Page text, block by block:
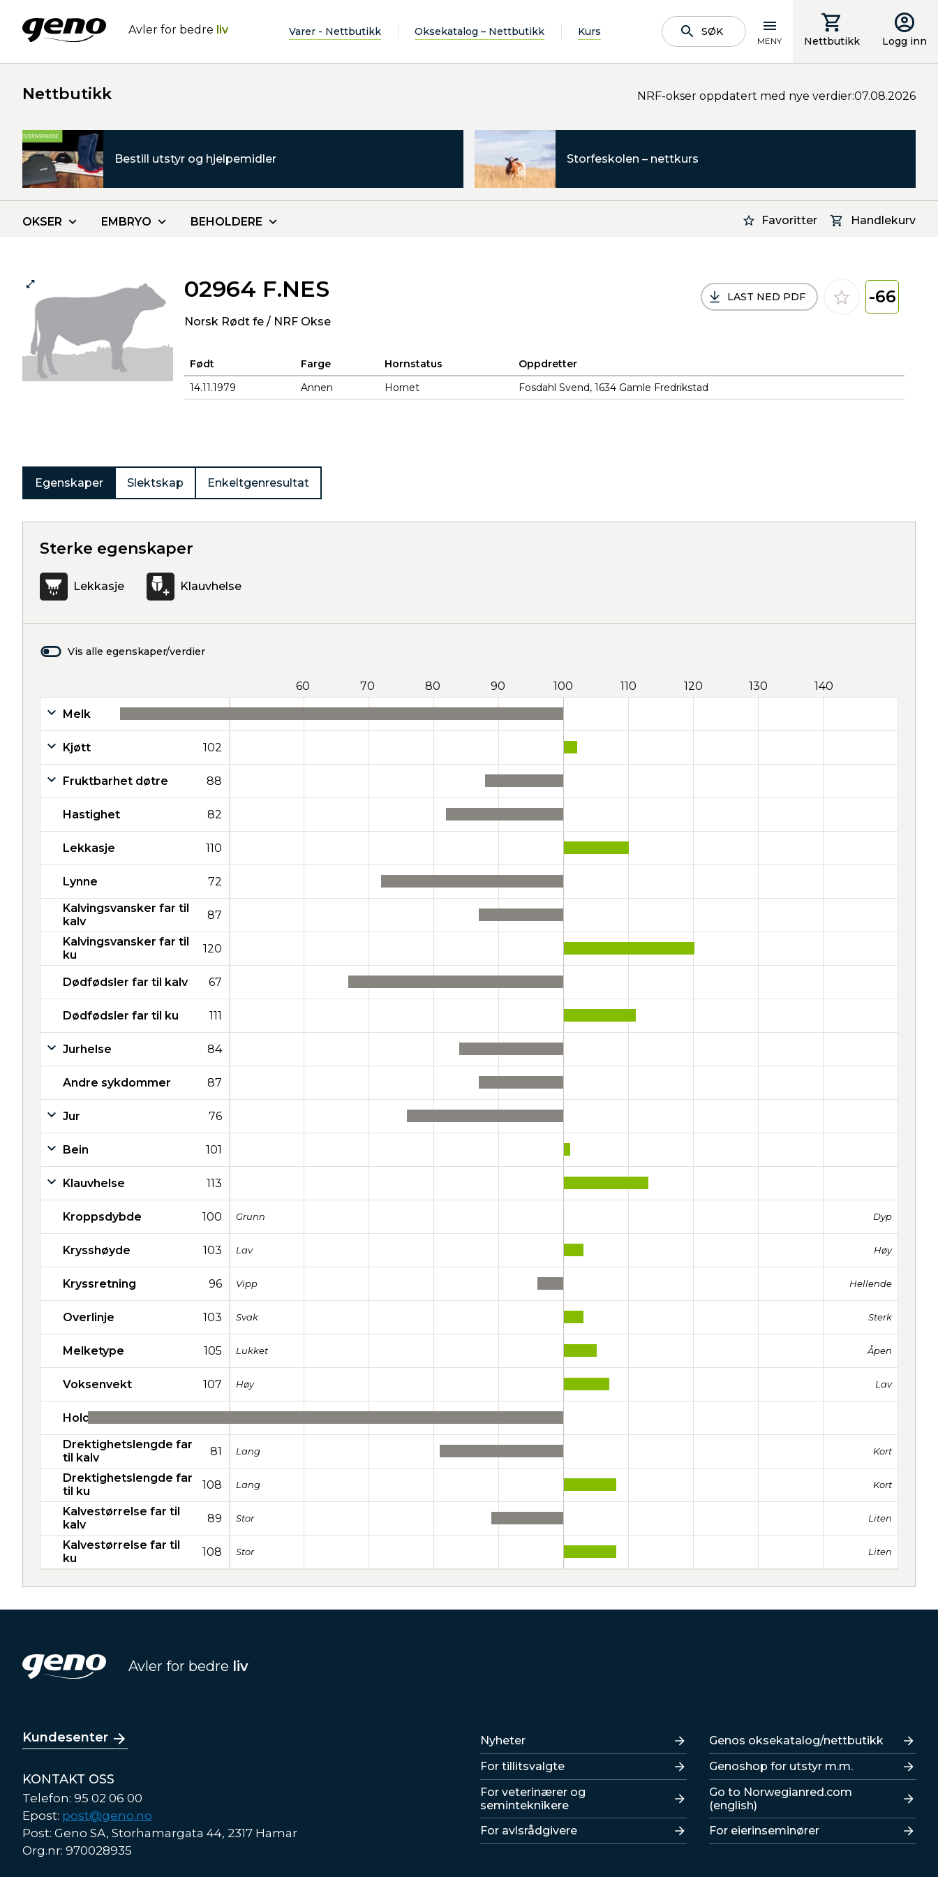
Avler for bedre liv Varer - Nettbutikk Oksekatalog – Nettbutikk Kurs SØK
MENY Nettbutikk Logg inn
Nettbutikk NRF-okser oppdatert med nye verdier:07.08.2026
Bestill utstyr og hjelpemidler Storfeskolen – nettkurs
Favoritter Handlekurv
OKSER EMBRYO BEHOLDERE
02964 F.NES
Norsk Rødt fe / NRF Okse
LAST NED PDF -66
Født Farge Hornstatus
Oppdretter
14.11.1979
Annen Hornet Fosdahl Svend, 1634 Gamle Fredrikstad
Egenskaper Slektskap Enkeltgenresultat
Sterke egenskaper
Lekkasje Klauvhelse
Vis alle egenskaper/verdier
60 70 80 90 100 110 120 130 140
Melk
Kjøtt 102
Fruktbarhet døtre 88
Hastighet 82
Lekkasje 110
Lynne 72
Kalvingsvansker far til
kalv
87
Kalvingsvansker far til
ku
120
Dødfødsler far til kalv 67
Dødfødsler far til ku 111
Jurhelse 84
Andre sykdommer 87
Jur 76
Bein 101
Klauvhelse 113
Kroppsdybde 100 Grunn Dyp
Krysshøyde 103 Lav Høy
Kryssretning 96 Vipp Hellende
Overlinje 103 Svak Sterk
Melketype 105 Lukket Åpen
Voksenvekt 107 Høy Lav
Holdbarhet
Drektighetslengde far
til kalv
81 Lang Kort
Drektighetslengde far
til ku
108 Lang Kort
Kalvestørrelse far til
kalv
89 Stor Liten
Kalvestørrelse far til
ku
108 Stor Liten
Avler for bedre liv
Kundesenter
KONTAKT OSS
Telefon: 95 02 06 00
Epost: post@geno.no
Post: Geno SA, Storhamargata 44, 2317 Hamar
Org.nr: 970028935
Lenker
Nyheter
For tillitsvalgte
For veterinærer og
seminteknikere
For avlsrådgivere
Lenker
Genos oksekatalog/nettbutikk
Genoshop for utstyr m.m.
Go to Norwegianred.com
(english)
For eierinseminører